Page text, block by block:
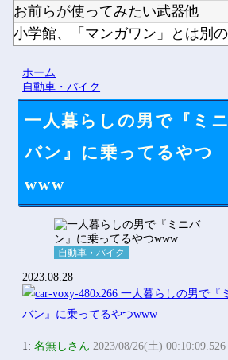
お前らが使ってみたい武器他
ホーム
自動車・バイク
一人暮らしの男で『ミニ
バン』に乗ってるやつ
www
自動車・バイク
2023.08.28
1:名無しさん 2023/08/26(土) 00:10:09.526